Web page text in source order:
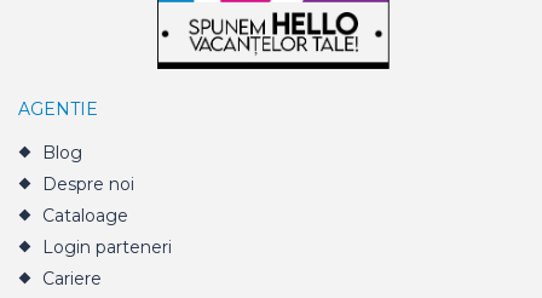
AGENTIE
Blog
Despre noi
Cataloage
Login parteneri
Cariere